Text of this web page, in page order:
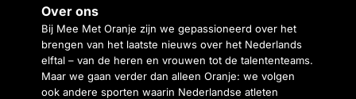
Over ons
Bij Mee Met Oranje zijn we gepassioneerd over het
brengen van het laatste nieuws over het Nederlands
elftal – van de heren en vrouwen tot de talententeams.
Maar we gaan verder dan alleen Oranje: we volgen
ook andere sporten waarin Nederlandse atleten